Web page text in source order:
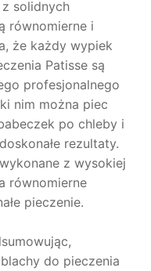
solidnych
równomierne i
że każdy wypiek
Patisse są
profesjonalnego
nim można piec
po chleby i
rezultaty.
z wysokiej
równomierne
pieczenie.
do pieczenia